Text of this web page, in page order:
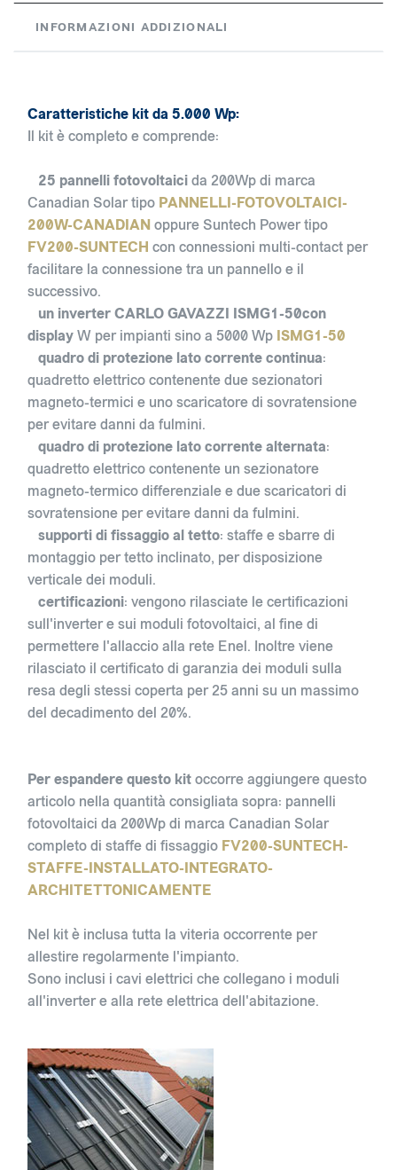
INFORMAZIONI ADDIZIONALI
Caratteristiche kit da 5.000 Wp:
Il kit è completo e comprende:
25 pannelli fotovoltaicida 200Wp di marca
Canadian Solar tipo PANNELLI-FOTOVOLTAICI-
200W-CANADIANoppure Suntech Power tipo
FV200-SUNTECH con connessioni multi-contact per
facilitare la connessione tra un pannello e il
successivo.
un inverter CARLO GAVAZZI ISMG1-50con
displayW per impianti sino a 5000 Wp ISMG1-50
quadro di protezione lato corrente continua:
quadretto elettrico contenente due sezionatori
magneto-termici e uno scaricatore di sovratensione
per evitare danni da fulmini.
quadro di protezione lato corrente alternata:
quadretto elettrico contenente un sezionatore
magneto-termico differenziale e due scaricatori di
sovratensione per evitare danni da fulmini.
supporti di fissaggio al tetto: staffe e sbarre di
montaggio per tetto inclinato, per disposizione
verticale dei moduli.
certificazioni: vengono rilasciate le certificazioni
sull'inverter e sui moduli fotovoltaici, al fine di
permettere l'allaccio alla rete Enel. Inoltre viene
rilasciato il certificato di garanzia dei moduli sulla
resa degli stessi coperta per 25 anni su un massimo
del decadimento del 20%.
Per espandere questo kitoccorre aggiungere questo
articolo nella quantità consigliata sopra: pannelli
fotovoltaici da 200Wp di marca Canadian Solar
completo di staffe di fissaggio FV200-SUNTECH-
STAFFE-INSTALLATO-INTEGRATO-
ARCHITETTONICAMENTE
Nel kit è inclusa tutta la viteria occorrente per
allestire regolarmente l'impianto.
Sono inclusi i cavi elettrici che collegano i moduli
all'inverter e alla rete elettrica dell'abitazione.